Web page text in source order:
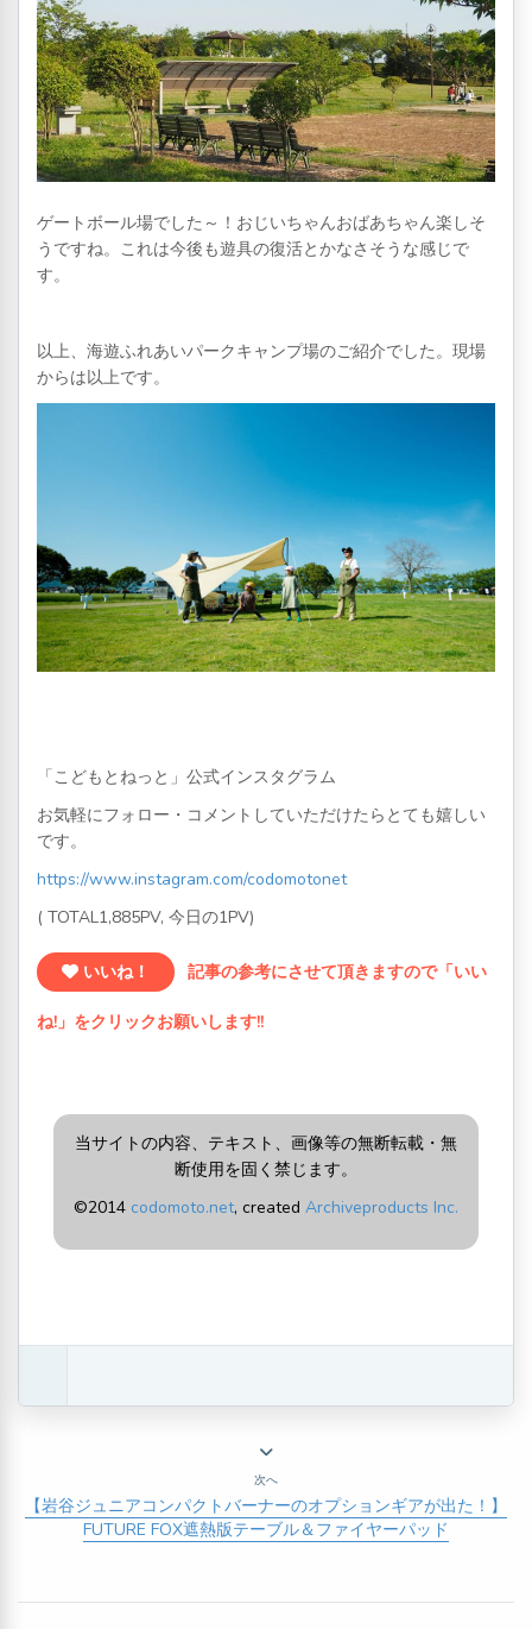
ゲートボール場でした～！おじいちゃんおばあちゃん楽しそ
うですね。これは今後も遊具の復活とかなさそうな感じで
す。
以上、海遊ふれあいパークキャンプ場のご紹介でした。現場
からは以上です。
「こどもとねっと」公式インスタグラム
お気軽にフォロー・コメントしていただけたらとても嬉しい
です。
https://www.instagram.com/codomotonet
( TOTAL1,885PV, 今日の1PV)
いいね！ 記事の参考にさせて頂きますので「いい
ね!」をクリックお願いします!!
当サイトの内容、テキスト、画像等の無断転載・無
断使用を固く禁じます。
©2014 codomoto.net, created Archiveproducts Inc.
次へ
【岩谷ジュニアコンパクトバーナーのオプションギアが出た！】
FUTURE FOX遮熱版テーブル＆ファイヤーパッド